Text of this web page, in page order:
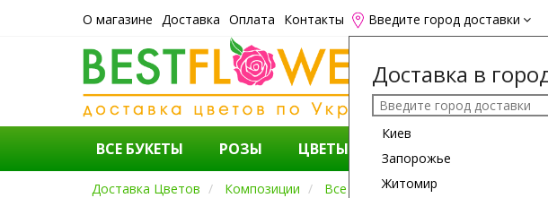
О магазине Доставка Оплата Контакты Введите город доставки
Доставка в
Киев
Запорожье
Житомир
ВСЕ БУКЕТЫ РОЗЫ ЦВЕТЫ
Доставка Цветов Композиции Все Для Тебя